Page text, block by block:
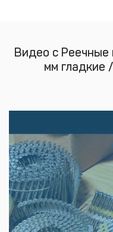
Видео с Реечные
мм гладкие